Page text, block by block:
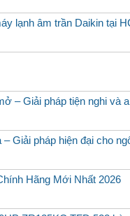
lạnh âm trần Daikin tại
– Giải pháp tiện nghi và
Giải pháp hiện đại cho
Hãng Mới Nhất 2026